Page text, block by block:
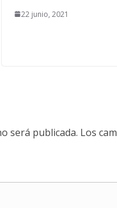
22 junio, 2021
será publicada. Los